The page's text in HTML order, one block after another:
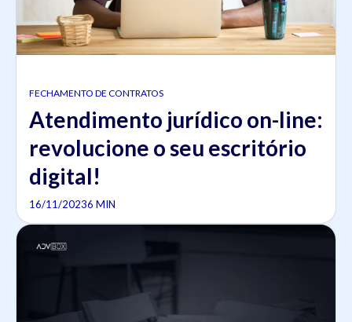
FECHAMENTO DE CONTRATOS
Atendimento jurídico on-line:
revolucione o seu escritório
digital!
16/11/20236 MIN